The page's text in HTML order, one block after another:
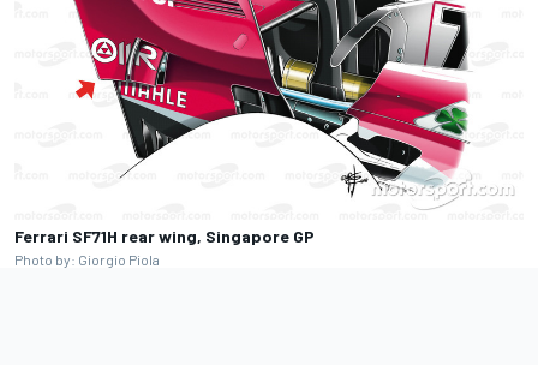
Ferrari SF71H rear wing, Singapore GP
Photo by: Giorgio Piola